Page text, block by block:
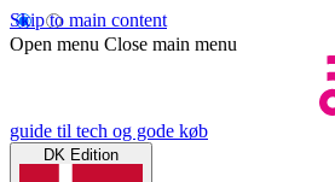
Skip to main content
Open menu Close main menu
guide til tech og gode køb
DK Edition